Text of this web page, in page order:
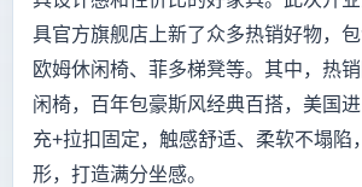
具官方旗舰店上新了众多热销好物，包
欧姆休闲椅、菲多梯凳等。其中，热
闲椅，百年包豪斯风经典百搭，美国
充+拉扣固定，触感舒适、柔软不塌陷
形，打造满分坐感。